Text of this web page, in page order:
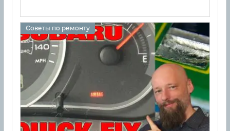
Советы по ремонту